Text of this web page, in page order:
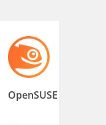
OpenSUSE